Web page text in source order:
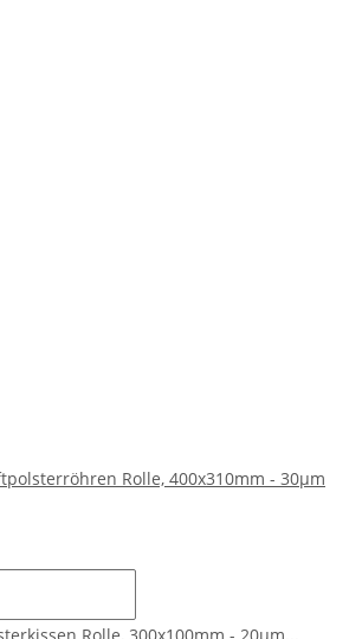
Rolle, 400x310mm - 30µm